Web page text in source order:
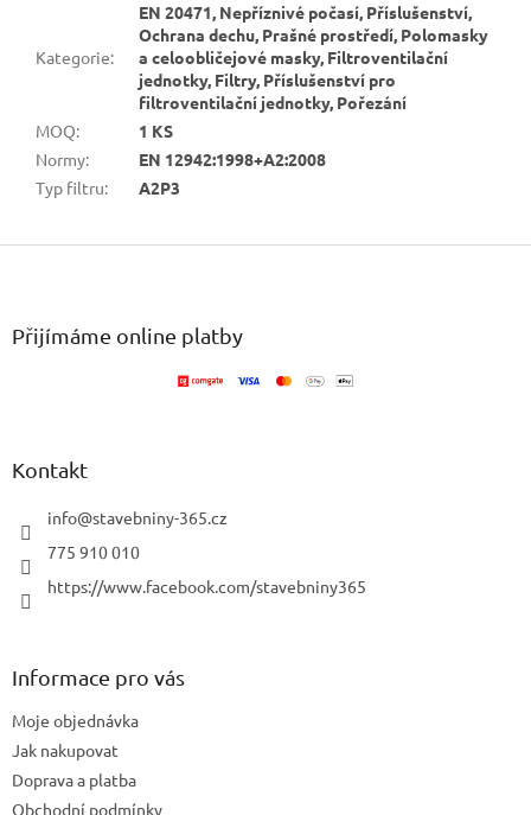
Kategorie:
EN 20471, Nepříznivé počasí, Příslušenství,
Ochrana dechu, Prašné prostředí, Polomasky
a celoobličejové masky, Filtroventilační
jednotky, Filtry, Příslušenství pro
filtroventilační jednotky, Pořezání
MOQ:
1 KS
Normy:
EN 12942:1998+A2:2008
Typ filtru: A2P3
Přijímáme online platby
Kontakt
info@stavebniny-365.cz
775 910 010
https://www.facebook.com/stavebniny365
Informace pro vás
Moje objednávka
Jak nakupovat
Doprava a platba
Obchodní podmínky